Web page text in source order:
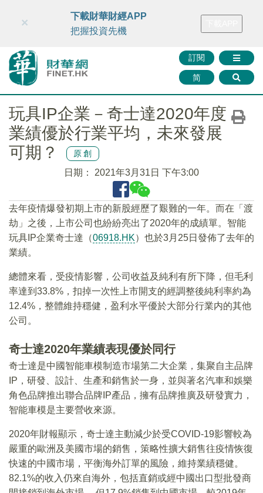
財華智庫網 FINTV FINMETA 財華證券 媒體矩陣
訂閱
简
×
下載財華財經APP
把握投資先機
玩具IP企業－奇士達2020年度
業績優於行業平均，未來發展
可期？
原創
日期： 2021年3月31日 下午3:00
去年疫情爆發初期上市的新股經歷了艱難的一年。而在「渡
劫」之後，上市公司也紛紛亮出了2020年的成績單。智能
玩具IP企業奇士達（06918.HK）也於3月25日發佈了去年的
業績。
總體來看，受疫情影響，公司收益及純利有所下降，但毛利
率達到33.8%，扣掉一次性上市開支的經調整後純利率約為
12.4%，整體維持穩健，盈利水平優於大部分行業内的其他
公司。
奇士達2020年業績表現優於同行
奇士達是中國智能車模制造市場第二大企業，集聚自主品牌
IP，研發、設計、生產和銷售於一身，並與著名汽車和娛樂
角色品牌推出聯合品牌IP產品，擁有品牌推廣及研發實力，
智能車模是主要營收來源。
2020年財報顯示，奇士達主動減少於受COVID-19影響較為
嚴重的歐洲及美國市場的銷售，策略性擴大銷售往疫情恢復
快速的中國市場，平衡海外訂單的風險，維持業績穩健。
82.1%的收入仍來自海外，包括直銷或經中國出口型批發商